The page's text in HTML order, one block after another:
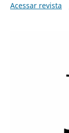
Acessar revista